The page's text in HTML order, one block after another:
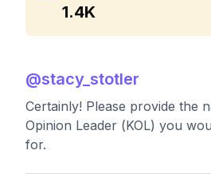
1.4K
@stacy_stotler
Certainly! Please provide the
Opinion Leader (KOL) you
for.